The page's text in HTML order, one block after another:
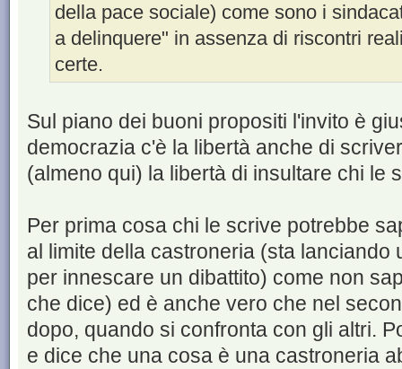
della pace sociale) come sono i
a delinquere" in assenza di riscontri
certe.
Sul piano dei buoni propositi l'invito è
democrazia c'è la libertà anche di
(almeno qui) la libertà di insultare chi le
Per prima cosa chi le scrive potrebbe
al limite della castroneria (sta lanciando
per innescare un dibattito) come non
che dice) ed è anche vero che nel
dopo, quando si confronta con gli altri.
e dice che una cosa è una castroneria